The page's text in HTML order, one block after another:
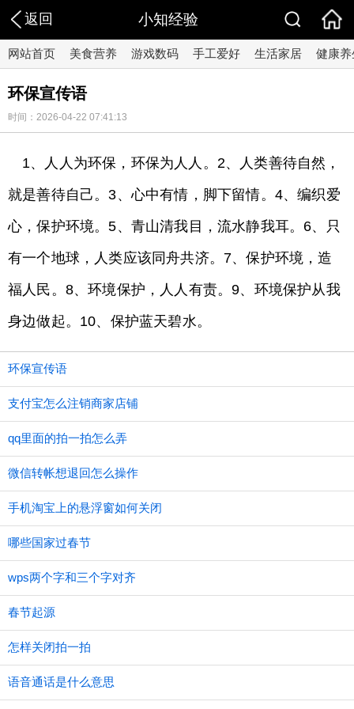
返回 小知经验
网站首页 美食营养 游戏数码 手工爱好 生活家居 健康养
环保宣传语
时间：2026-04-22 07:41:13
1、人人为环保，环保为人人。2、人类善待自然，
就是善待自己。3、心中有情，脚下留情。4、编织爱
心，保护环境。5、青山清我目，流水静我耳。6、只
有一个地球，人类应该同舟共济。7、保护环境，造
福人民。8、环境保护，人人有责。9、环境保护从我
身边做起。10、保护蓝天碧水。
环保宣传语
支付宝怎么注销商家店铺
qq里面的拍一拍怎么弄
微信转帐想退回怎么操作
手机淘宝上的悬浮窗如何关闭
哪些国家过春节
wps两个字和三个字对齐
春节起源
怎样关闭拍一拍
语音通话是什么意思